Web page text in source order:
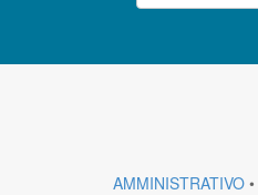
AMMINISTRATIVO •